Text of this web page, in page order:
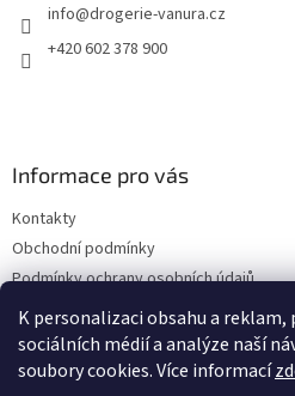
K personalizaci obsahu a
sociálních médií a analýze naší
soubory cookies. Více informací
info@drogerie-vanura.cz
+420 602 378 900
Informace pro vás
Kontakty
Obchodní podmínky
Podmínky ochrany osobních údajů
Dodací a platební podmínky